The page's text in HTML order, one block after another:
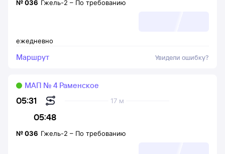
ежедневно
№036 Гжель-2 – По требованию
Маршрут Увидели ошибку?
05:31
05:48
17 м
МАП № 4 Раменское
№036 Гжель-2 – По требованию